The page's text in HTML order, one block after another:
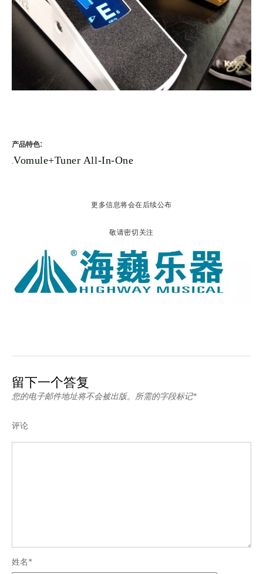
产品特色:
Vomule+Tuner All-In-One
更多信息将会在后续公布
敬请密切关注
留下一个答复
您的电子邮件地址将不会被出版。所需的字段标记*
评论
姓名*